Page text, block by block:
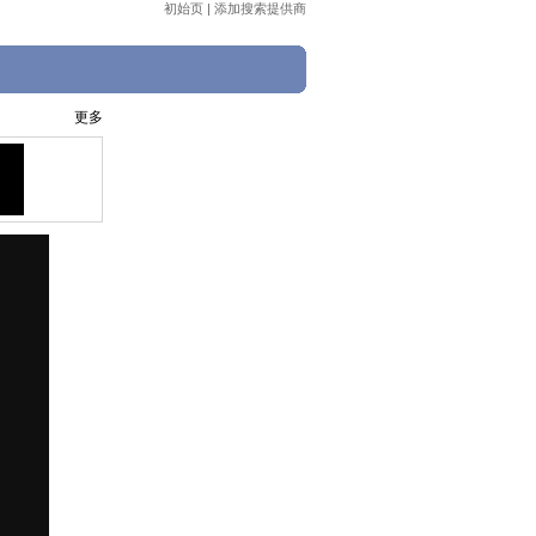
初始页 | 添加搜索提供商
更多